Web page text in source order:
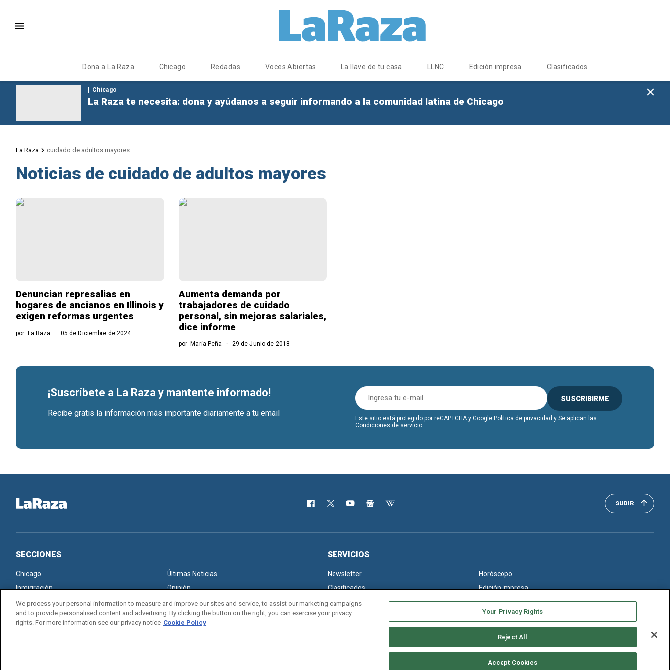
Dona a La Raza Chicago Redadas Voces Abiertas La llave de tu casa LLNC Edición impresa Clasificados
Chicago
La Raza te necesita: dona y ayúdanos a seguir informando a la comunidad latina de Chicago
La Raza cuidado de adultos mayores
Noticias de cuidado de adultos mayores
Denuncian represalias en
hogares de ancianos en Illinois y
exigen reformas urgentes
por La Raza 05 de Diciembre de 2024
Aumenta demanda por
trabajadores de cuidado
personal, sin mejoras salariales,
dice informe
porMaría Peña 29 de Junio de 2018
¡Suscríbete a La Raza y mantente informado!
Recibe gratis la información más importante diariamente a tu email
SUSCRIBIRME
Este sitio está protegido por reCAPTCHA y Google Política de privacidad y Se aplican las
Condiciones de servicio.
SUBIR
SECCIONES
Chicago
Últimas Noticias
Inmigración
Opinión
SERVICIOS
Newsletter
Horóscopo
Clasificados
Edición Impresa
We process your personal information to measure and improve our sites and service, to assist our marketing campaigns
and to provide personalised content and advertising. By clicking the button on the right, you can exercise your privacy
rights. For more information see our privacy notice Cookie Policy
Your Privacy Rights
Reject All
Accept Cookies